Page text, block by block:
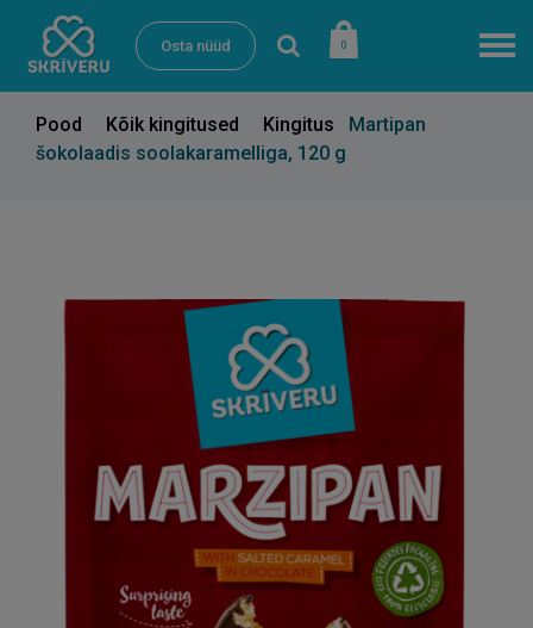
Osta nüüd 0
Pood Kõik kingitused Kingitus
Martipan
šokolaadis soolakaramelliga, 120 g